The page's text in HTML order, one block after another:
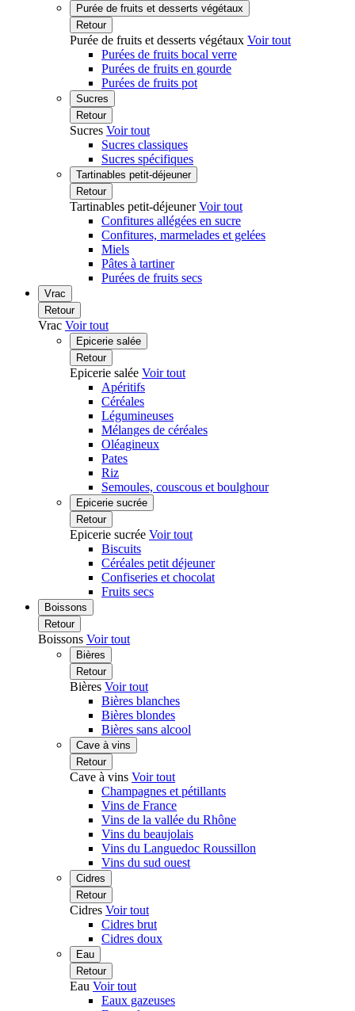
Purée de fruits et desserts végétaux
Retour
Purée de fruits et desserts végétaux Voir tout
Purées de fruits bocal verre
Purées de fruits en gourde
Purées de fruits pot
Sucres
Retour
Sucres Voir tout
Sucres classiques
Sucres spécifiques
Tartinables petit-déjeuner
Retour
Tartinables petit-déjeunerVoir tout
Confitures allégées en sucre
Confitures, marmelades et gelées
Miels
Pâtes à tartiner
Purées de fruits secs
Vrac
Retour
Vrac Voir tout
Epicerie salée
Retour
Epicerie salée Voir tout
Apéritifs
Céréales
Légumineuses
Mélanges de céréales
Oléagineux
Pates
Riz
Semoules, couscous et boulghour
Epicerie sucrée
Retour
Epicerie sucrée Voir tout
Biscuits
Céréales petit déjeuner
Confiseries et chocolat
Fruits secs
Boissons
Retour
Boissons Voir tout
Bières
Retour
Bières Voir tout
Bières blanches
Bières blondes
Bières sans alcool
Cave à vins
Retour
Cave à vins Voir tout
Champagnes et pétillants
Vins de France
Vins de la vallée du Rhône
Vins du beaujolais
Vins du Languedoc Roussillon
Vins du sud ouest
Cidres
Retour
Cidres Voir tout
Cidres brut
Cidres doux
Eau
Retour
Eau Voir tout
Eaux gazeuses